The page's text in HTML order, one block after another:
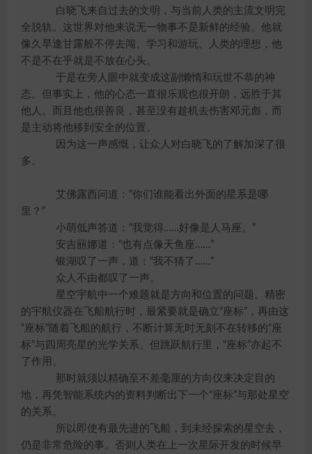
白晓飞来自过去的文明，与当前人类的主流文明完
全脱轨。这世界对他来说无一物事不是新鲜的经验。他就
像久旱逢甘露般不停去闯、学习和游玩。人类的理想，他
不是不在乎就是不放在心头。
于是在旁人眼中就变成这副懒惰和玩世不恭的神
态。但事实上，他的心态一直很乐观也很开朗，远胜于其
他人。而且他也很善良，甚至没有趁机去伤害邓元彪，而
是主动将他移到安全的位置。
因为这一声感慨，让众人对白晓飞的了解加深了很
多。
艾佛露西问道：“你们谁能看出外面的星系是哪
里？”
小萌低声答道：“我觉得……好像是人马座。”
安吉丽娜道：“也有点像天鱼座……”
银湖叹了一声，道：“我不猜了……”
众人不由都叹了一声。
星空宇航中一个难题就是方向和位置的问题。精密
的宇航仪器在飞船航行时，最紧要就是确立“座标”，再由这
“座标”随着飞船的航行，不断计算无时无刻不在转移的“座
标”与四周亮星的光学关系。但跳跃航行里，“座标”亦起不
了作用。
那时就须以精确至不差毫厘的方向仪来决定目的
地，再凭智能系统内的资料判断出下一个“座标”与那处星空
的关系。
所以即使有最先进的飞船，到未经探索的星空去，
仍是非常危险的事。否则人类在上一次星际开发的时候早